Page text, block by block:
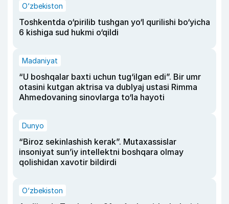
O‘zbekiston
Toshkentda o‘pirilib tushgan yo‘l qurilishi bo‘yicha
6 kishiga sud hukmi o‘qildi
Madaniyat
“U boshqalar baxti uchun tug‘ilgan edi”. Bir umr
otasini kutgan aktrisa va dublyaj ustasi Rimma
Ahmedovaning sinovlarga to‘la hayoti
Dunyo
“Biroz sekinlashish kerak”. Mutaxassislar
insoniyat sun’iy intellektni boshqara olmay
qolishidan xavotir bildirdi
O‘zbekiston